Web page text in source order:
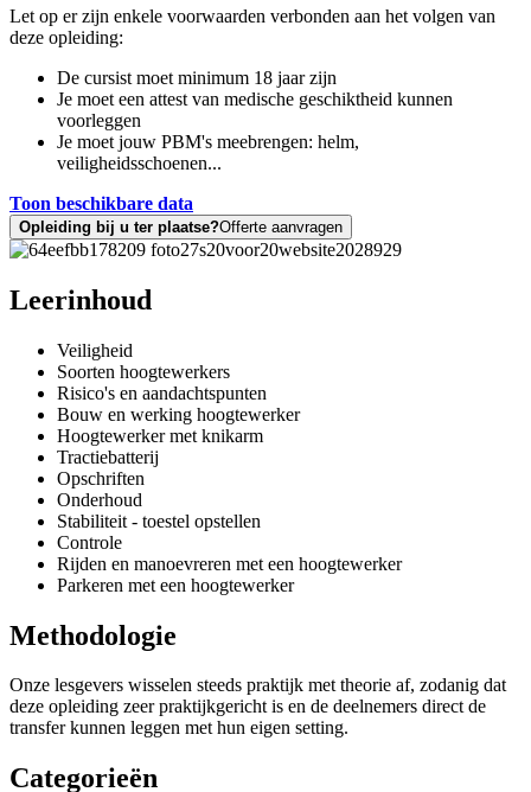
Let op er zijn enkele voorwaarden verbonden aan het volgen van
deze opleiding:
De cursist moet minimum 18 jaar zijn
Je moet een attest van medische geschiktheid kunnen
voorleggen
Je moet jouw PBM's meebrengen: helm,
veiligheidsschoenen...
Toon beschikbare data
Opleiding bij u ter plaatse?Offerte aanvragen
Leerinhoud
Veiligheid
Soorten hoogtewerkers
Risico's en aandachtspunten
Bouw en werking hoogtewerker
Hoogtewerker met knikarm
Tractiebatterij
Opschriften
Onderhoud
Stabiliteit - toestel opstellen
Controle
Rijden en manoevreren met een hoogtewerker
Parkeren met een hoogtewerker
Methodologie
Onze lesgevers wisselen steeds praktijk met theorie af, zodanig dat
deze opleiding zeer praktijkgericht is en de deelnemers direct de
transfer kunnen leggen met hun eigen setting.
Categorieën